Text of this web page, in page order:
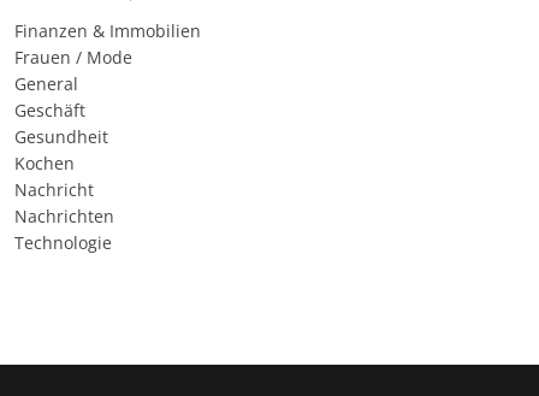
Finanzen & Immobilien
Frauen / Mode
General
Geschäft
Gesundheit
Kochen
Nachricht
Nachrichten
Technologie